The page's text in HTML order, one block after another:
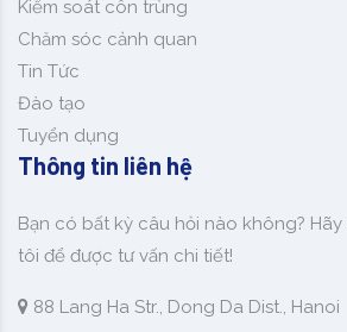
Kiểm soát côn trùng
Chăm sóc cảnh quan
Tin Tức
Đào tạo
Tuyển dụng
Thông tin liên hệ
Bạn có bất kỳ câu hỏi nào không?
tôi để được tư vấn chi tiết!
88 Lang Ha Str., Dong Da Dist., Hanoi